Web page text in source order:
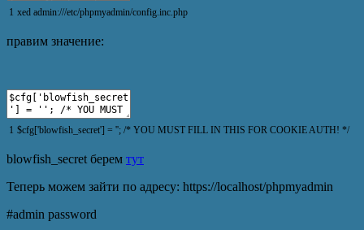
1 xed admin:///etc/phpmyadmin/config.inc.php
правим значение:
1 $cfg['blowfish_secret'] = ''; /* YOU MUST FILL IN THIS FOR COOKIE AUTH! */
blowfish_secret берем тут
Теперь можем зайти по адресу: https://localhost/phpmyadmin
#admin password